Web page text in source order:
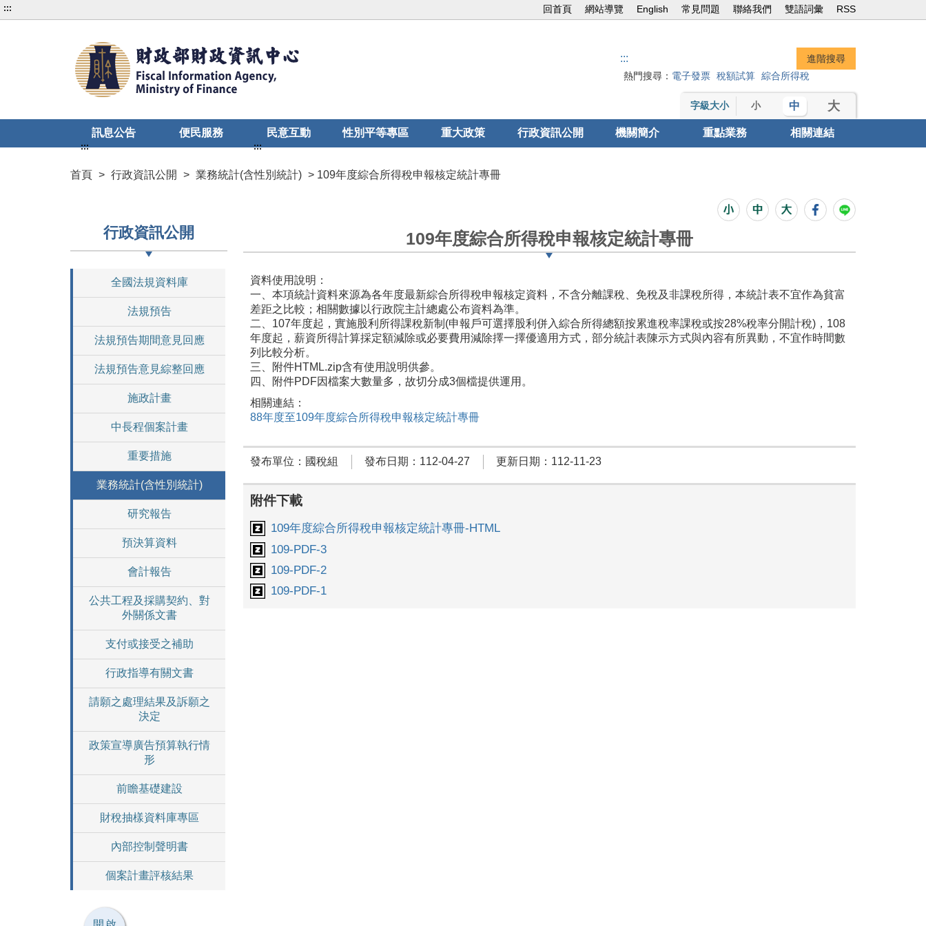
::: 回首頁 網站導覽 English 常見問題 聯絡我們 雙語詞彙 RSS
:::
熱門搜尋： 電子發票 稅額試算 綜合所得稅
字級大小 小 中 大
訊息公告 便民服務 民意互動 性別平等專區 重大政策 行政資訊公開 機關簡介 重點業務 相關連結
首頁 > 行政資訊公開 > 業務統計(含性別統計) > 109年度綜合所得稅申報核定統計專冊
:::
行政資訊公開
全國法規資料庫
法規預告
法規預告期間意見回應
法規預告意見綜整回應
施政計畫
中長程個案計畫
重要措施
業務統計(含性別統計)
研究報告
預決算資料
會計報告
公共工程及採購契約、對
外關係文書
支付或接受之補助
行政指導有關文書
請願之處理結果及訴願之
決定
政策宣導廣告預算執行情
形
前瞻基礎建設
財稅抽樣資料庫專區
內部控制聲明書
個案計畫評核結果
:::
109年度綜合所得稅申報核定統計專冊
資料使用說明：
一、本項統計資料來源為各年度最新綜合所得稅申報核定資料，不含分離課稅、免稅及非課稅所得，本統計表不宜作為貧富
差距之比較；相關數據以行政院主計總處公布資料為準。
二、107年度起，實施股利所得課稅新制(申報戶可選擇股利併入綜合所得總額按累進稅率課稅或按28%稅率分開計稅)，108
年度起 ，薪資所得計算採定額減除或必要費用減除擇一擇優適用方式，部分統計表陳示方式與內容有所異動，不宜作時間數
列比較分析。
三、附件HTML.zip含有使用說明供參。
四、附件PDF因檔案大數量多，故切分成3個檔提供運用。
相關連結：
88年度至109年度綜合所得稅申報核定統計專冊
發布單位：國稅組 發布日期：112-04-27 更新日期：112-11-23
附件下載
109年度綜合所得稅申報核定統計專冊-HTML
109-PDF-3
109-PDF-2
109-PDF-1